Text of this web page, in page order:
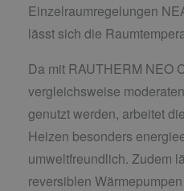
Einzelraumregelungen
lässt sich die
Da mit RAUTHERM NEO
vergleichsweise
genutzt werden, arbeitet
Heizen besonders
umweltfreundlich. Zudem
reversiblen